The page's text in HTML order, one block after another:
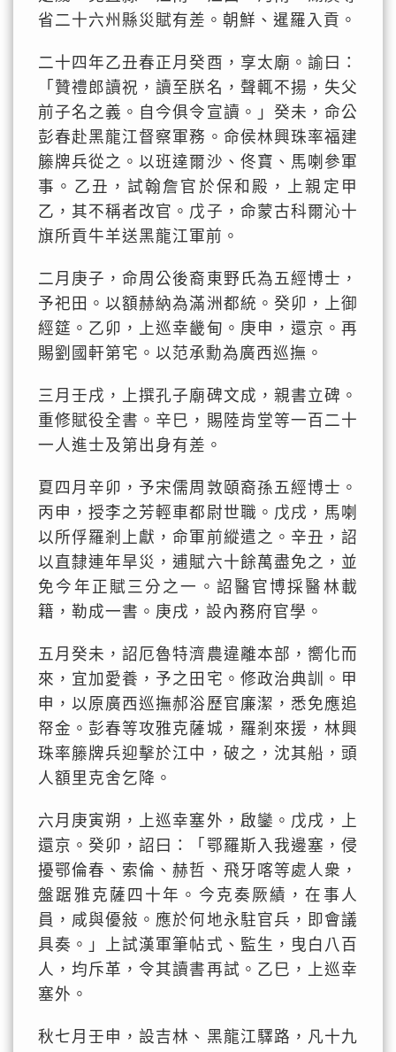
省二十六州縣災賦有差。朝鮮、暹羅入貢。
二十四年乙丑春正月癸酉，享太廟。諭曰：
「贊禮郎讀祝，讀至朕名，聲輒不揚，失父
前子名之義。自今俱令宣讀。」癸未，命公
彭春赴黑龍江督察軍務。命侯林興珠率福建
籐牌兵從之。以班達爾沙、佟寶、馬喇參軍
事。乙丑，試翰詹官於保和殿，上親定甲
乙，其不稱者改官。戊子，命蒙古科爾沁十
旗所貢牛羊送黑龍江軍前。
二月庚子，命周公後裔東野氏為五經博士，
予祀田。以額赫納為滿洲都統。癸卯，上御
經筵。乙卯，上巡幸畿甸。庚申，還京。再
賜劉國軒第宅。以范承勳為廣西巡撫。
三月壬戌，上撰孔子廟碑文成，親書立碑。
重修賦役全書。辛巳，賜陸肯堂等一百二十
一人進士及第出身有差。
夏四月辛卯，予宋儒周敦頤裔孫五經博士。
丙申，授李之芳輕車都尉世職。戊戌，馬喇
以所俘羅剎上獻，命軍前縱遣之。辛丑，詔
以直隸連年旱災，逋賦六十餘萬盡免之，並
免今年正賦三分之一。詔醫官博採醫林載
籍，勒成一書。庚戌，設內務府官學。
五月癸未，詔厄魯特濟農違離本部，嚮化而
來，宜加愛養，予之田宅。修政治典訓。甲
申，以原廣西巡撫郝浴歷官廉潔，悉免應追
帑金。彭春等攻雅克薩城，羅剎來援，林興
珠率籐牌兵迎擊於江中，破之，沈其船，頭
人額里克舍乞降。
六月庚寅朔，上巡幸塞外，啟鑾。戊戌，上
還京。癸卯，詔曰：「鄂羅斯入我邊塞，侵
擾鄂倫春、索倫、赫哲、飛牙喀等處人衆，
盤踞雅克薩四十年。今克奏厥績，在事人
員，咸與優敍。應於何地永駐官兵，即會議
具奏。」上試漢軍筆帖式、監生，曳白八百
人，均斥革，令其讀書再試。乙巳，上巡幸
塞外。
秋七月壬申，設吉林、黑龍江驛路，凡十九